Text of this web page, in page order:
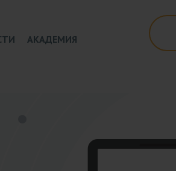
АКАДЕМИЯ